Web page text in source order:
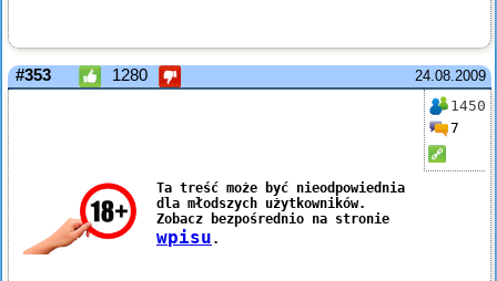
24.08.2009
#353 1280
1450
7